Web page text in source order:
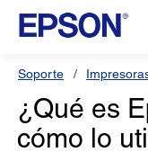
Soporte
¿Qué es
cómo lo